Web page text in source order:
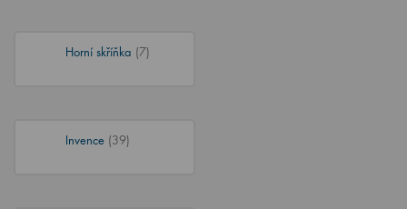
Horní skříňka (7)
Invence (39)